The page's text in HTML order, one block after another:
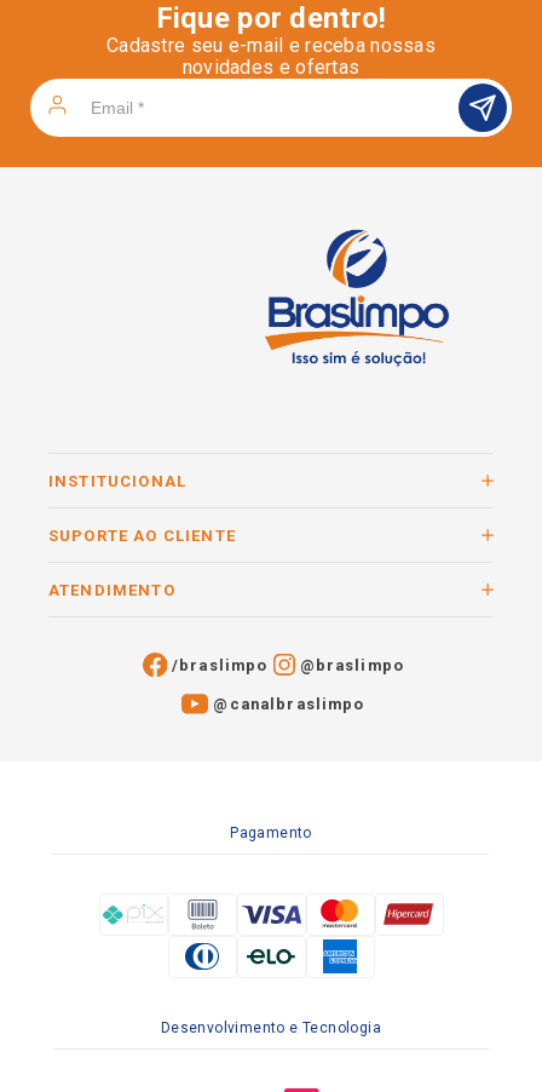
Fique por dentro!
Cadastre seu e-mail e receba nossas
novidades e ofertas
INSTITUCIONAL
SUPORTE AO CLIENTE
ATENDIMENTO
/braslimpo @braslimpo
@canalbraslimpo​
Pagamento
Desenvolvimento e Tecnologia